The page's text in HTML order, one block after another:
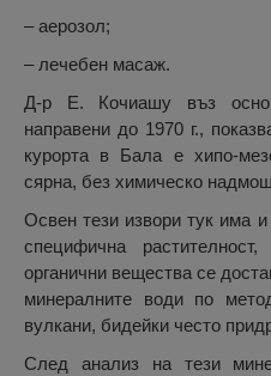
– аерозол;
– лечебен масаж.
Д-р Е. Кочиашу въз
направени до 1970 г.,
курорта в Бала е хипо-
сярна, без химическо
Освен тези извори тук има
специфична
органични вещества се
минералните води по
вулкани, бидейки често
След анализ на тези